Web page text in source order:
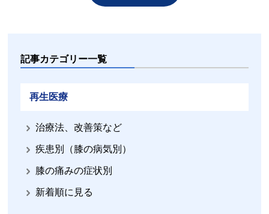
記事カテゴリー一覧
再生医療
治療法、改善策など
疾患別（膝の病気別）
膝の痛みの症状別
新着順に見る